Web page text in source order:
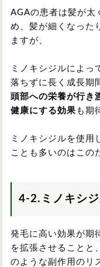
AGAの患者は髪が太
め、髪が細くなった
ますが、
ミノキシジルによっ
落ちずに長く成長期
頭部への栄養が行き
健康にする効果 も期
ミノキシジルを使用
ことも多いのはこの
4-2.ミノキシ
発毛に高い効果が期
を拡張させることと
のような副作用のリ